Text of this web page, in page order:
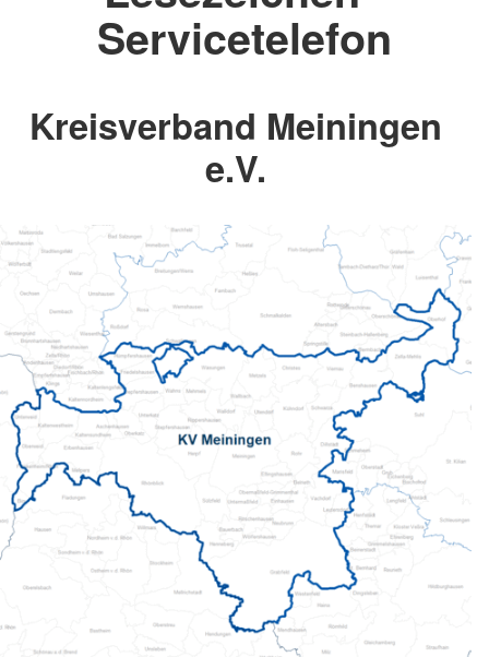
Servicetelefon
Kreisverband Meiningen
e.V.